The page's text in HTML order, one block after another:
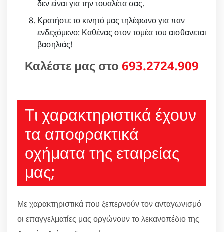
δεν είναι για την τουαλέτα σας.
Κρατήστε το κινητό μας τηλέφωνο για παν
ενδεχόμενο: Καθένας στον τομέα του αισθανεται
βασηλιάς!
Καλέστε μας στο 693.2724.909
Τι χαρακτηριστικά έχουν
τα αποφρακτικά
οχήματα της εταιρείας
μας;
Με χαρακτηριστικά που ξεπερνούν τον ανταγωνισμό
οι επαγγελματίες μας οργώνουν το λεκανοπέδιο της